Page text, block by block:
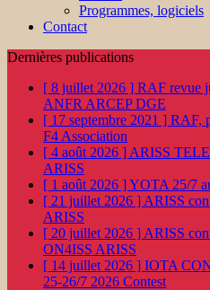
Programmes, logiciels
Contact
Dernières publications
[ 8 juillet 2026 ] RAF revue
ANFR ARCEP DGE
[ 17 septembre 2021 ] RAF,
F4 Association
[ 4 août 2026 ] ARISS
ARISS
[ 1 août 2026 ]YOTA 25/7
[ 21 juillet 2026 ] ARISS
ARISS
[ 20 juillet 2026 ] ARISS
ON4ISS ARISS
[ 14 juillet 2026 ] IOTA
25-26/7 2026 Contest